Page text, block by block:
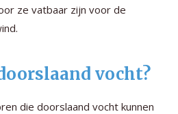
ze vatbaar zijn voor de
vocht?
die doorslaand vocht kunnen